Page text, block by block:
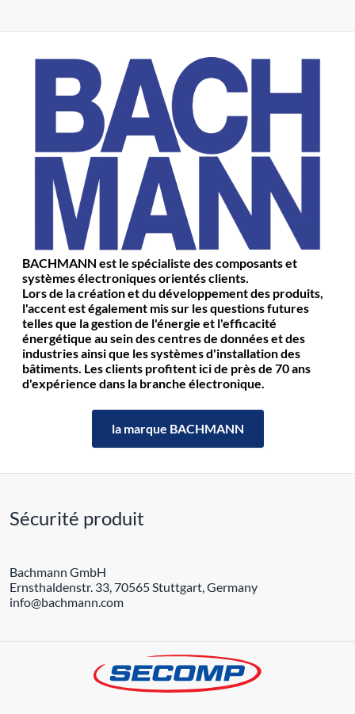
BACHMANN est le spécialiste des composants et
systèmes électroniques orientés clients.
Lors de la création et du développement des produits,
l'accent est également mis sur les questions futures
telles que la gestion de l'énergie et l'efficacité
énergétique au sein des centres de données et des
industries ainsi que les systèmes d'installation des
bâtiments. Les clients profitent ici de près de 70 ans
d'expérience dans la branche électronique.
la marque BACHMANN
Sécurité produit
Bachmann GmbH
Ernsthaldenstr. 33, 70565 Stuttgart, Germany
info@bachmann.com